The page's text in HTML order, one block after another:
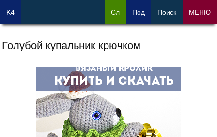
Голубой купальник крючком
K4 Сл Под Поиск МЕНЮ